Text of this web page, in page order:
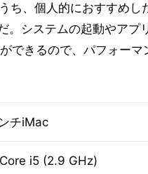
ち、個人的におすすめし
。システムの起動やアプ
できるので、パフォー
チiMac
i5 (2.9 GHz)